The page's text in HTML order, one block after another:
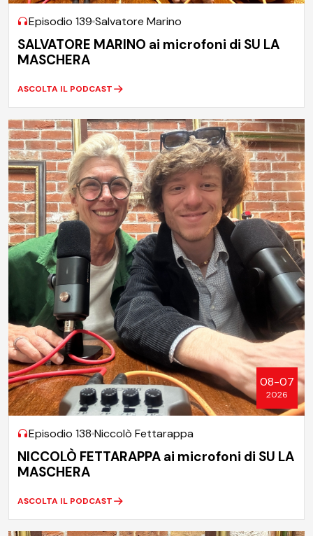
Episodio 139 Salvatore Marino
SALVATORE MARINO ai microfoni di SU LA
MASCHERA
ASCOLTA IL PODCAST
08-07
2026
Episodio 138 Niccolò Fettarappa
NICCOLÒ FETTARAPPA ai microfoni di SU LA
MASCHERA
ASCOLTA IL PODCAST